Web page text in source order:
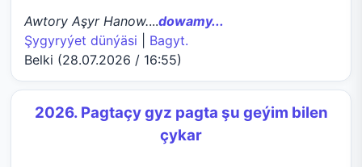
Awtory Aşyr Hanow....dowamy...
Şygyryýet dünýäsi
Bagyt.
Belki (28.07.2026 / 16:55)
2026. Pagtaçy gyz pagta şu geýim bilen
çykar